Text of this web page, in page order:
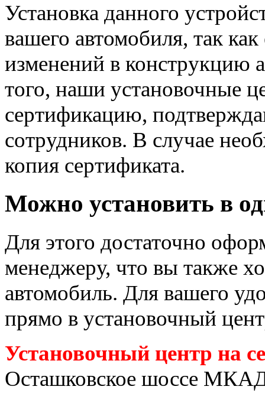
Установка данного
вашего автомобиля, так
изменений в конструкцию
того, наши установочные
сертификацию,
сотрудников. В случае
копия сертификата.
Можно установить в
Для этого достаточно
менеджеру, что вы также
автомобиль. Для вашего
прямо в установочный
Установочный центр на
Осташковское шоссе